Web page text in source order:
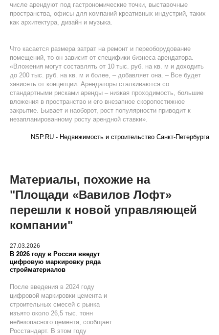
числе арендуют под гастрономические точки, выставочные
пространства, офисы для компаний креативных индустрий, таких
как архитектура, дизайн и музыка.
Что касается размера затрат на ремонт и переоборудование
помещений, то он зависит от специфики бизнеса арендатора.
«Вложения могут составлять от 10 тыс. руб. на кв. м и доходить
до 200 тыс. руб. на кв. м и более, – добавляет она. – Все будет
зависеть от концепции. Арендаторы сталкиваются со
стандартными рисками аренды – низкая проходимость, большие
вложения в пространство и его внезапное скоропостижное
закрытие. Бывает и наоборот, рост популярности приводит к
незапланированному росту арендной ставки».
NSP.RU - Недвижимость и строительство Санкт-Петербурга
Материалы, похожие на
"Площади «Вавилов Лофт»
перешли к новой управляющей
компании"
27.03.2026
В 2026 году в России введут
цифровую маркировку ряда
стройматериалов
После введения в 2024 году
цифровой маркировки цемента и
строительных смесей с рынка
изъято около 26,5 тыс. тонн
небезопасного цемента, сообщает
Росстандарт. В этом году